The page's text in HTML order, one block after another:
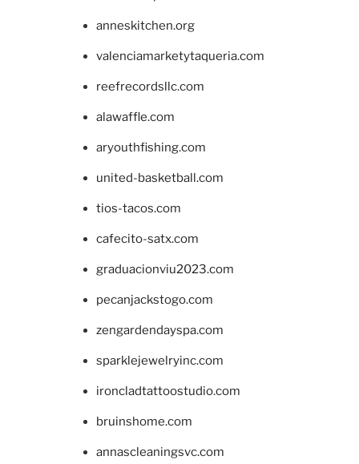
anneskitchen.org
valenciamarketytaqueria.com
reefrecordsllc.com
alawaffle.com
aryouthfishing.com
united-basketball.com
tios-tacos.com
cafecito-satx.com
graduacionviu2023.com
pecanjackstogo.com
zengardendayspa.com
sparklejewelryinc.com
ironcladtattoostudio.com
bruinshome.com
annascleaningsvc.com